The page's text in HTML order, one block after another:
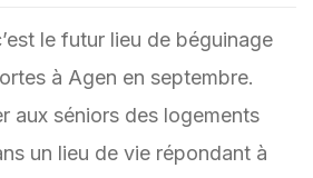
le futur lieu de béguinage
à Agen en septembre.
aux séniors des logements
un lieu de vie répondant à